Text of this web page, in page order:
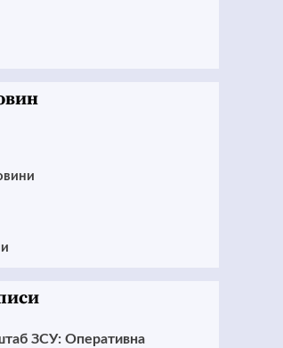
ЗСУ: Оперативна